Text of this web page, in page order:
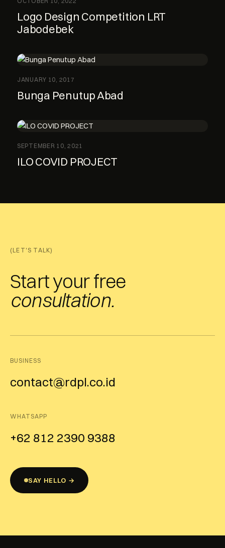
Logo Design Competition LRT
Jabodebek
JANUARY 10, 2017
Bunga Penutup Abad
SEPTEMBER 10, 2021
ILO COVID PROJECT
(LET'S TALK)
Start your free
consultation.
BUSINESS
contact@rdpl.co.id
WHATSAPP
+62 812 2390 9388
SAY HELLO →